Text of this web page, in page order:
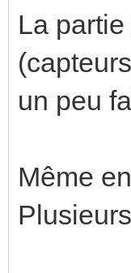
La
un peu
Même